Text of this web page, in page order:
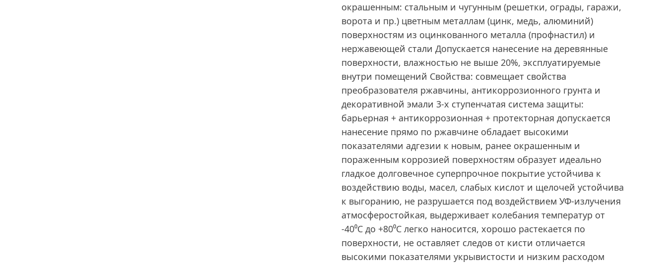
окрашенным: стальным и чугунным (решетки, ограды, гаражи,
ворота и пр.) цветным металлам (цинк, медь, алюминий)
поверхностям из оцинкованного металла (профнастил) и
нержавеющей стали Допускается нанесение на деревянные
поверхности, влажностью не выше 20%, эксплуатируемые
внутри помещений Свойства: совмещает свойства
преобразователя ржавчины, антикоррозионного грунта и
декоративной эмали 3-х ступенчатая система защиты:
барьерная + антикоррозионная + протекторная допускается
нанесение прямо по ржавчине обладает высокими
показателями адгезии к новым, ранее окрашенным и
пораженным коррозией поверхностям образует идеально
гладкое долговечное суперпрочное покрытие устойчива к
воздействию воды, масел, слабых кислот и щелочей устойчива
к выгоранию, не разрушается под воздействием УФ-излучения
атмосферостойкая, выдерживает колебания температур от
-40⁰C до +80⁰С легко наносится, хорошо растекается по
поверхности, не оставляет следов от кисти отличается
высокими показателями укрывистости и низким расходом